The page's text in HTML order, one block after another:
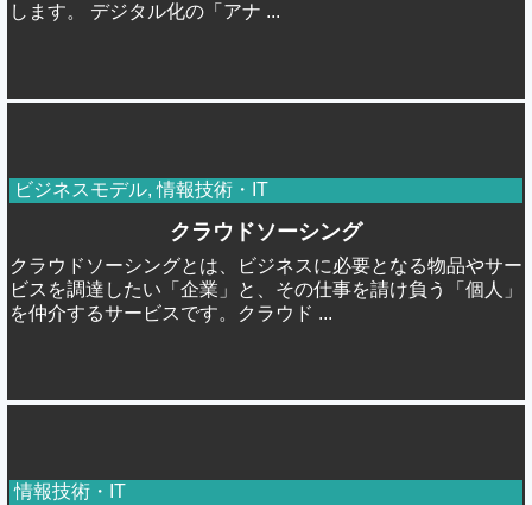
します。 デジタル化の「アナ ...
ビジネスモデル,情報技術・IT
クラウドソーシング
クラウドソーシングとは、ビジネスに必要となる物品やサー
ビスを調達したい「企業」と、その仕事を請け負う「個人」
を仲介するサービスです。クラウド ...
情報技術・IT